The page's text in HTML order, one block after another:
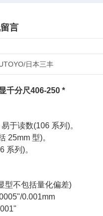
言
日本三丰
千分尺406-250 *
于读数(106 系列)。
25mm 型)。
系列)。
型不包括量化偏差)
0.001mm